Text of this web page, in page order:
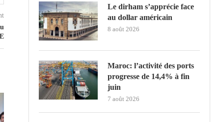
Le dirham s’apprécie face
au dollar américain
8 août 2026
Maroc: l’activité des ports
progresse de 14,4% à fin
juin
7 août 2026